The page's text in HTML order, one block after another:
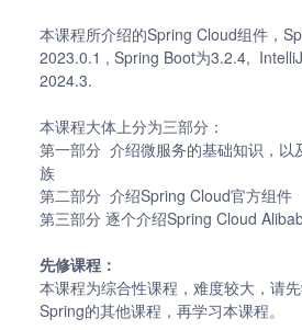
本课程所介绍的Spring Cloud组件，
2023.0.1 , Spring Boot为3.2.4,
2024.3.
本课程大体上分为三部分：
第一部分 介绍微服务的基础知识，以
族
第二部分 介绍Spring Cloud官方组件
第三部分 逐个介绍Spring Cloud
先修课程：
本课程为综合性课程，难度较大，请
Spring的其他课程，再学习本课程。